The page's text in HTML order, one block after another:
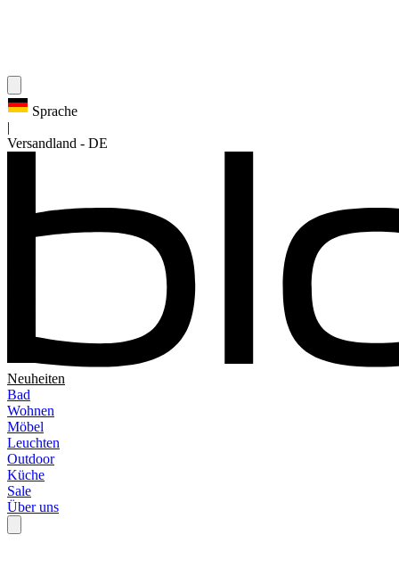
Sprache
Versandland - DE
Neuheiten
Bad
Wohnen
Möbel
Leuchten
Outdoor
Küche
Sale
Über uns